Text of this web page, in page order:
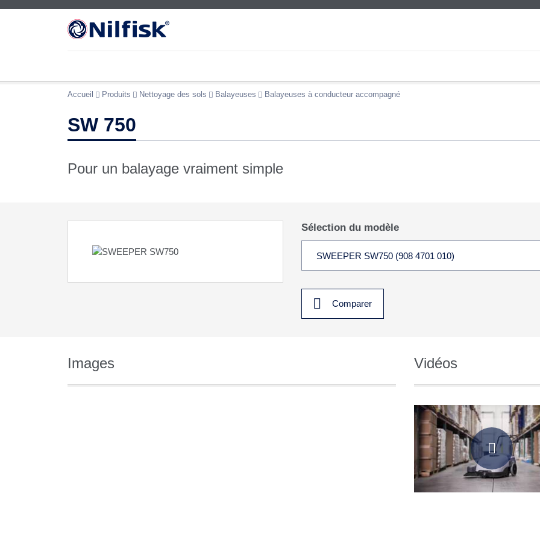
Accueil Produits Nettoyage des sols Balayeuses Balayeuses à conducteur accompagné
SW 750
Pour un balayage vraiment simple
Sélection du modèle
Comparer
Images Vidéos
